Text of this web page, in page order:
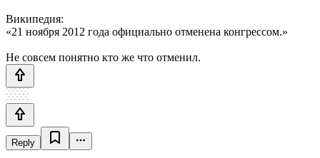
Википедия:
«21 ноября 2012 года официально отменена конгрессом.»
Не совсем понятно кто же что отменил.
Reply